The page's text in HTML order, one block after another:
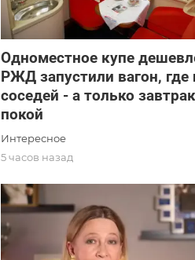
Одноместное купе
РЖД запустили вагон, где
соседей - а только
покой
Интересное
5 часов назад